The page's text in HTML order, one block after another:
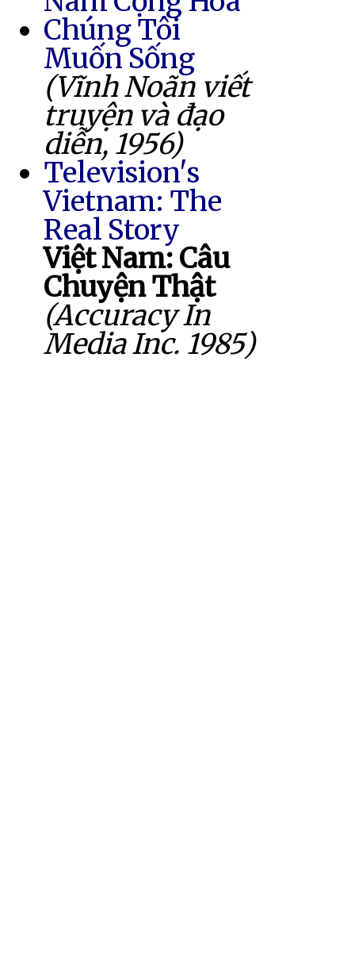
Chúng Tôi
Muốn Sống
(Vĩnh Noãn viết
truyện và đạo
diễn, 1956)
Television's
Vietnam: The
Real Story
Việt Nam: Câu
Chuyện Thật
(Accuracy In
Media Inc. 1985)